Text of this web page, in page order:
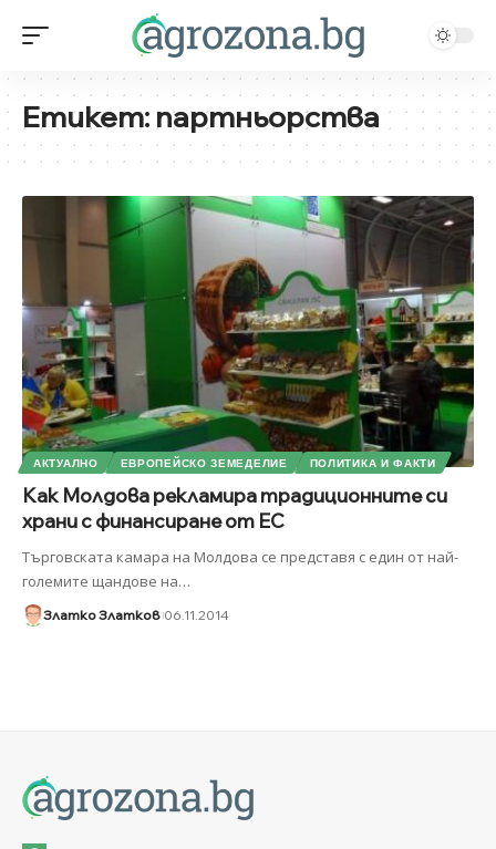
Етикет:партньорства
АКТУАЛНО ЕВРОПЕЙСКО ЗЕМЕДЕЛИЕ ПОЛИТИКА И ФАКТИ
Как Молдова рекламира традиционните си
храни с финансиране от ЕС
Търговската камара на Молдова се представя с един от най-
големите щандове на…
Златко Златков 06.11.2014